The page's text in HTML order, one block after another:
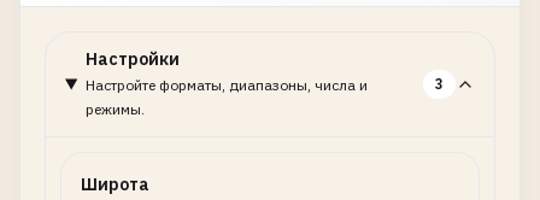
Настройки
Настройте форматы, диапазоны, числа и
режимы.
3
Широта